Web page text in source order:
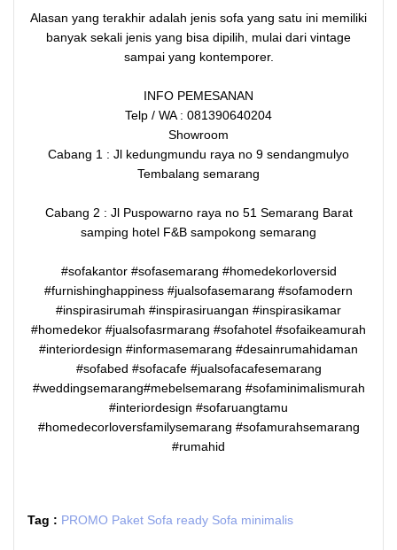
Alasan yang terakhir adalah jenis sofa yang satu ini memiliki
banyak sekali jenis yang bisa dipilih, mulai dari vintage
sampai yang kontemporer.
INFO PEMESANAN
Telp / WA : 081390640204
Showroom
Cabang 1 : Jl kedungmundu raya no 9 sendangmulyo
Tembalang semarang
Cabang 2 : Jl Puspowarno raya no 51 Semarang Barat
samping hotel F&B sampokong semarang
#sofakantor #sofasemarang #homedekorloversid
#furnishinghappiness #jualsofasemarang #sofamodern
#inspirasirumah #inspirasiruangan #inspirasikamar
#homedekor #jualsofasrmarang #sofahotel #sofaikeamurah
#interiordesign #informasemarang #desainrumahidaman
#sofabed #sofacafe #jualsofacafesemarang
#weddingsemarang#mebelsemarang #sofaminimalismurah
#interiordesign #sofaruangtamu
#homedecorloversfamilysemarang #sofamurahsemarang
#rumahid
Tag : PROMO Paket Sofa ready Sofa minimalis